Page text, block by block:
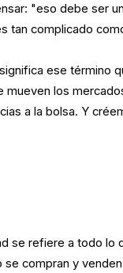
"eso debe ser
tan complicado
ese término
los
a la bolsa. Y
se refiere a todo lo
compran y